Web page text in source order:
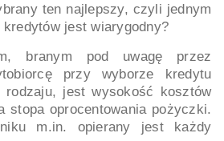
ten najlepszy, czyli jednym
kredytów jest wiarygodny?
branym pod uwagę przez
przy wyborze kredytu
rodzaju, jest wysokość kosztów
stopa oprocentowania pożyczki.
m.in. opierany jest każdy